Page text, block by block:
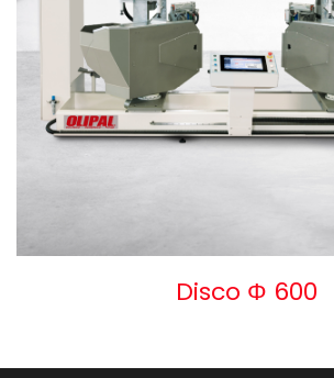
Disco Φ 600